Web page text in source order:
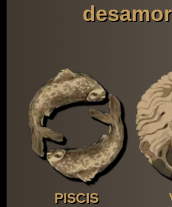
PISCIS